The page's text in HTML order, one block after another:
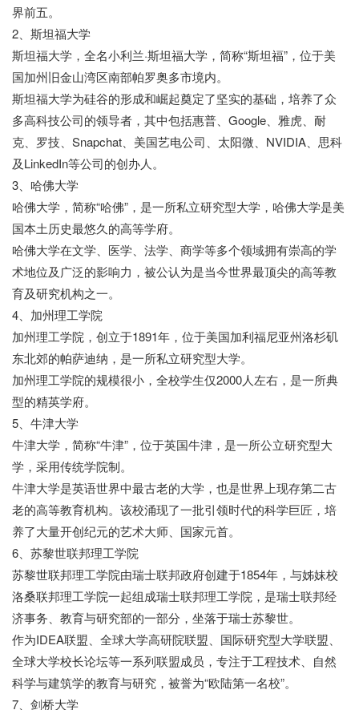
界前五。
2、斯坦福大学
斯坦福大学，全名小利兰·斯坦福大学，简称“斯坦福”，位于美
国加州旧金山湾区南部帕罗奥多市境内。
斯坦福大学为硅谷的形成和崛起奠定了坚实的基础，培养了众
多高科技公司的领导者，其中包括惠普、Google、雅虎、耐
克、罗技、Snapchat、美国艺电公司、太阳微、NVIDIA、思科
及LinkedIn等公司的创办人。
3、哈佛大学
哈佛大学，简称“哈佛”，是一所私立研究型大学，哈佛大学是美
国本土历史最悠久的高等学府。
哈佛大学在文学、医学、法学、商学等多个领域拥有崇高的学
术地位及广泛的影响力，被公认为是当今世界最顶尖的高等教
育及研究机构之一。
4、加州理工学院
加州理工学院，创立于1891年，位于美国加利福尼亚州洛杉矶
东北郊的帕萨迪纳，是一所私立研究型大学。
加州理工学院的规模很小，全校学生仅2000人左右，是一所典
型的精英学府。
5、牛津大学
牛津大学，简称“牛津”，位于英国牛津，是一所公立研究型大
学，采用传统学院制。
牛津大学是英语世界中最古老的大学，也是世界上现存第二古
老的高等教育机构。该校涌现了一批引领时代的科学巨匠，培
养了大量开创纪元的艺术大师、国家元首。
6、苏黎世联邦理工学院
苏黎世联邦理工学院由瑞士联邦政府创建于1854年，与姊妹校
洛桑联邦理工学院一起组成瑞士联邦理工学院，是瑞士联邦经
济事务、教育与研究部的一部分，坐落于瑞士苏黎世。
作为IDEA联盟、全球大学高研院联盟、国际研究型大学联盟、
全球大学校长论坛等一系列联盟成员，专注于工程技术、自然
科学与建筑学的教育与研究，被誉为“欧陆第一名校”。
7、剑桥大学